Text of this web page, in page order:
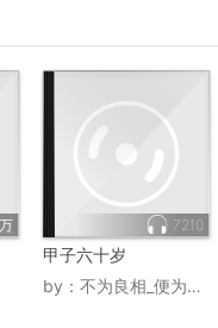
7210
甲子六十岁
by： 不为良相_便为良医